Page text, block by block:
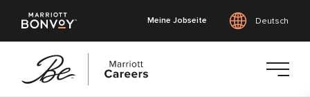
Meine Jobseite Deutsch